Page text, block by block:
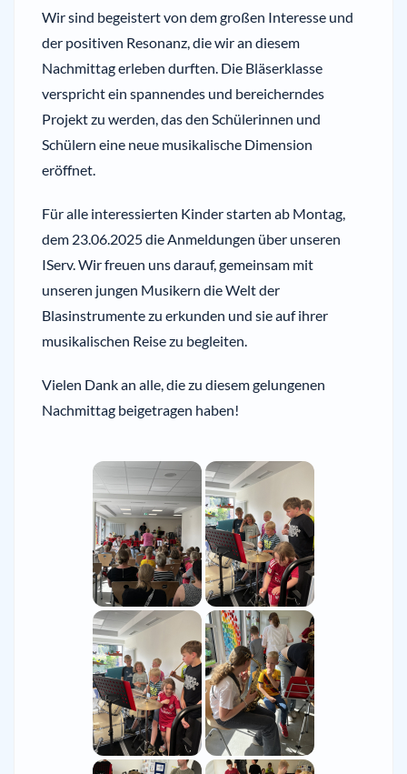
Wir sind begeistert von dem großen Interesse und
der positiven Resonanz, die wir an diesem
Nachmittag erleben durften. Die Bläserklasse
verspricht ein spannendes und bereicherndes
Projekt zu werden, das den Schülerinnen und
Schülern eine neue musikalische Dimension
eröffnet.
Für alle interessierten Kinder starten ab Montag,
dem 23.06.2025 die Anmeldungen über unseren
IServ. Wir freuen uns darauf, gemeinsam mit
unseren jungen Musikern die Welt der
Blasinstrumente zu erkunden und sie auf ihrer
musikalischen Reise zu begleiten.
Vielen Dank an alle, die zu diesem gelungenen
Nachmittag beigetragen haben!